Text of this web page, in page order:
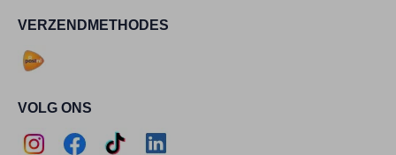
VERZENDMETHODES
VOLG ONS